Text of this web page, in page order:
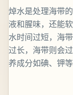
焯水是处理海带
液和腥味，还能
水时间过短，海
过长，海带则会
养成分如碘、钾